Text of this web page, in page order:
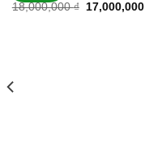
18,000,000₫ 17,000,000